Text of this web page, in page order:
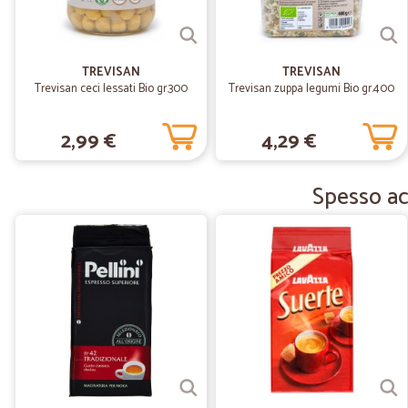
TREVISAN
Trevisan ceci lessati Bio gr.300
2,99 €
TREVISAN
Trevisan zuppa legumi Bio gr.400
4,29 €
Spesso